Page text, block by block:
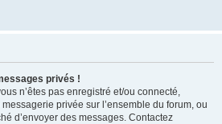
privés !
n’êtes pas enregistré et/ou connecté,
privée sur l’ensemble du forum, ou
d’envoyer des messages. Contactez